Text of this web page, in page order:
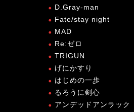
D.Gray-man
Fate/stay night
MAD
Re:ゼロ
TRIGUN
げにかすり
はじめの一歩
るろうに剣心
アンデッドアンラック